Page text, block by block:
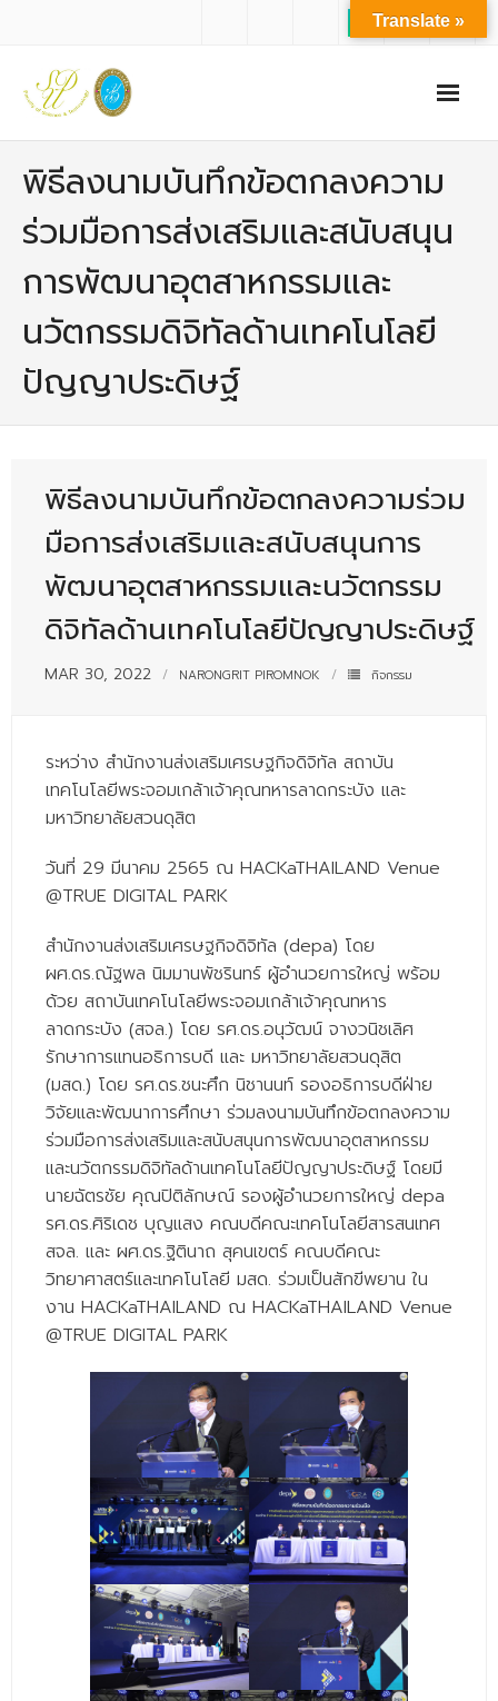
หน้าแรก
- ปรัชญาการจัดการศึกษา มหาวิทยาลัยสวนดุสิต
- ปรัชญา วิสัยทัศน์ พันธกิจ ของคณะ
- ประวัติความเป็นมาของคณะ
- บุคลากร
- - สำนักงานคณะวิทยาศาสตร์และเทคโนโลยี
- วิทยาศาสตรบัณฑิต
- - อนามัยสิ่งแวดล้อมและสาธารณภัย
- - วิทยาศาสตร์การแพทย์
- - ความมั่นคงปลอดภัยไซเบอร์
- ศึกษาศาสตรบัณฑิต
- - วิทยาศาสตร์ทั่วไป
- เทคโนโลยีบัณฑิต
- - เทคโนโลยีสารสนเทศ
ศูนย์บริการ
- ศูนย์เครื่องมือปฏิบัติการวิทยาศาสตร์
- ศูนย์สิ่งแวดล้อม
- ศูนย์ปัญญาประดิษฐ์เพื่อการศึกษา
สหกิจศึกษา
- ข่าวประชาสัมพันธ์
- ข่าวประชาสัมพันธ์ภายนอก
- ทุน/สมัครงาน/ศึกษาต่อ
วารสารคณะ
ผลงานคณะ
- ฐานข้อมูลงานวิจัย
พิธีลงนามบันทึกข้อตกลงความ
ร่วมมือการส่งเสริมและสนับสนุน
การพัฒนาอุตสาหกรรมและ
นวัตกรรมดิจิทัลด้านเทคโนโลยี
ปัญญาประดิษฐ์
พิธีลงนามบันทึกข้อตกลงความร่วม
มือการส่งเสริมและสนับสนุนการ
พัฒนาอุตสาหกรรมและนวัตกรรม
ดิจิทัลด้านเทคโนโลยีปัญญาประดิษฐ์
MAR 30, 2022 NARONGRIT PIROMNOK กิจกรรม
ระหว่าง สำนักงานส่งเสริมเศรษฐกิจดิจิทัล สถาบัน
เทคโนโลยีพระจอมเกล้าเจ้าคุณทหารลาดกระบัง และ
มหาวิทยาลัยสวนดุสิต
วันที่ 29 มีนาคม 2565 ณ HACKaTHAILAND Venue
@TRUE DIGITAL PARK
สำนักงานส่งเสริมเศรษฐกิจดิจิทัล (depa) โดย
ผศ.ดร.ณัฐพล นิมมานพัชรินทร์ ผู้อำนวยการใหญ่ พร้อม
ด้วย สถาบันเทคโนโลยีพระจอมเกล้าเจ้าคุณทหาร
ลาดกระบัง (สจล.) โดย รศ.ดร.อนุวัฒน์ จางวนิชเลิศ
รักษาการแทนอธิการบดี และ มหาวิทยาลัยสวนดุสิต
(มสด.) โดย รศ.ดร.ชนะศึก นิชานนท์ รองอธิการบดีฝ่าย
วิจัยและพัฒนาการศึกษา ร่วมลงนามบันทึกข้อตกลงความ
ร่วมมือการส่งเสริมและสนับสนุนการพัฒนาอุตสาหกรรม
และนวัตกรรมดิจิทัลด้านเทคโนโลยีปัญญาประดิษฐ์ โดยมี
นายฉัตรชัย คุณปิติลักษณ์ รองผู้อำนวยการใหญ่ depa
รศ.ดร.ศิริเดช บุญแสง คณบดีคณะเทคโนโลยีสารสนเทศ
สจล. และ ผศ.ดร.ฐิตินาถ สุคนเขตร์ คณบดีคณะ
วิทยาศาสตร์และเทคโนโลยี มสด. ร่วมเป็นสักขีพยาน ใน
งาน HACKaTHAILAND ณ HACKaTHAILAND Venue
@TRUE DIGITAL PARK
Translate »